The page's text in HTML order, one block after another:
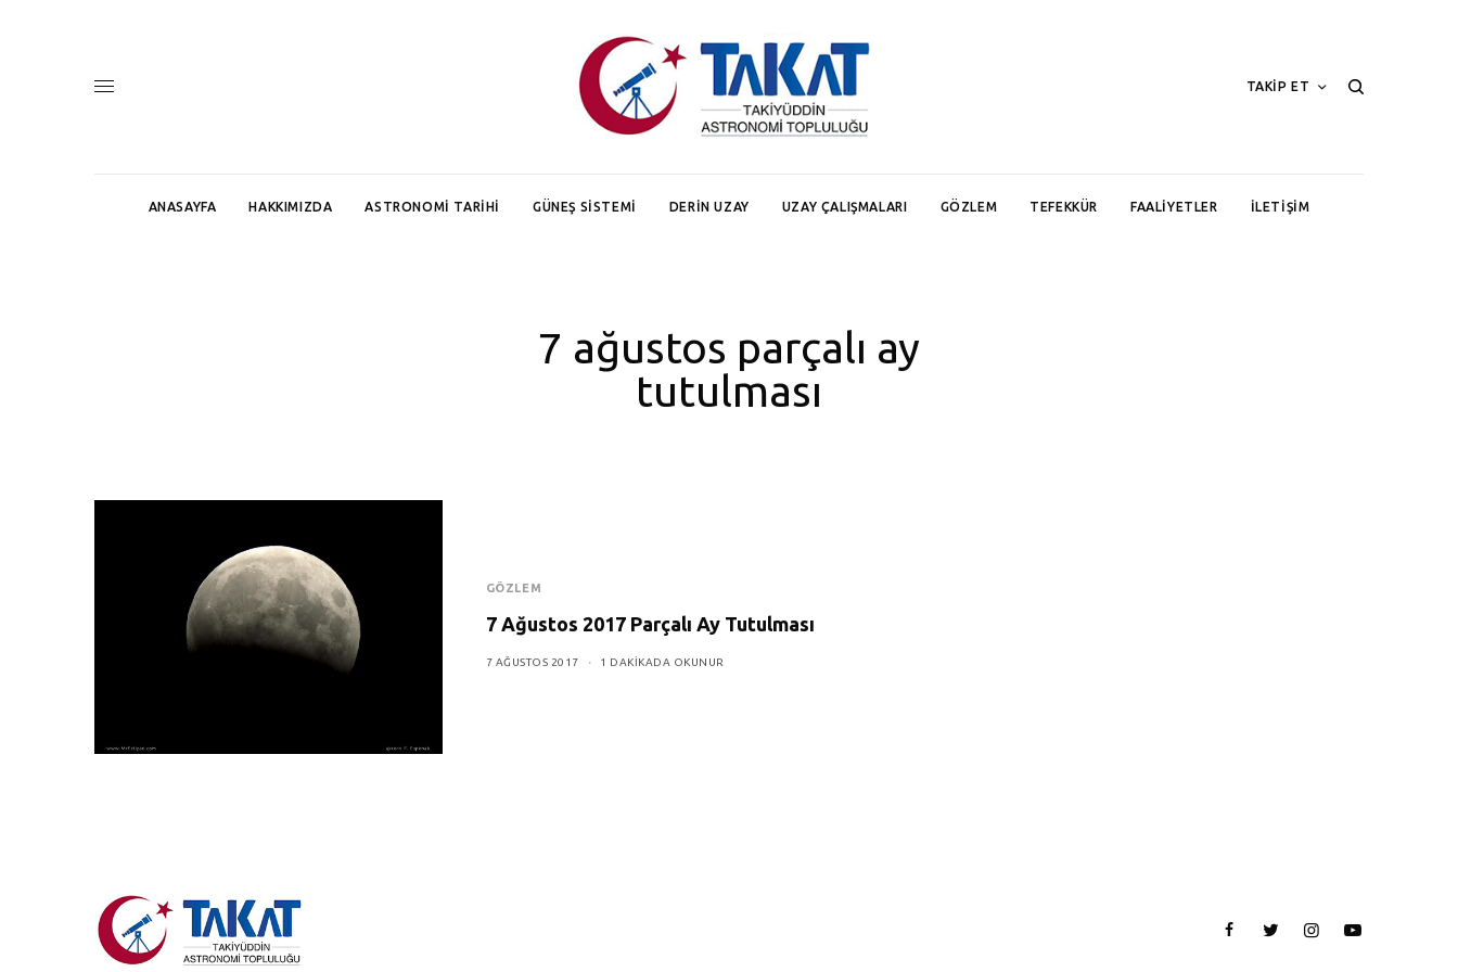
TAKİP ET
ANASAYFA HAKKIMIZDA ASTRONOMI TARIHI GÜNEŞ SISTEMI DERIN UZAY UZAY ÇALIŞMALARI GÖZLEM TEFEKKÜR FAALIYETLER İLETIŞIM
7 ağustos parçalı ay
tutulması
GÖZLEM
7 Ağustos 2017 Parçalı Ay Tutulması
7 AĞUSTOS 2017 1 DAKIKADA OKUNUR